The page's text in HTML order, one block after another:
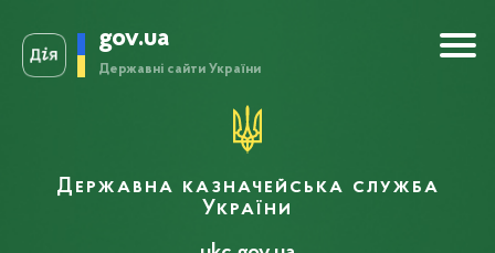
gov.ua
Державні сайти України
Державна казначейська служба
України